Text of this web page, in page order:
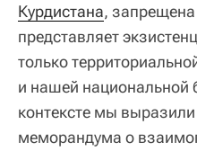
Курдистана, запрещена
представляет
только
и нашей национальной
контексте мы
меморандума о